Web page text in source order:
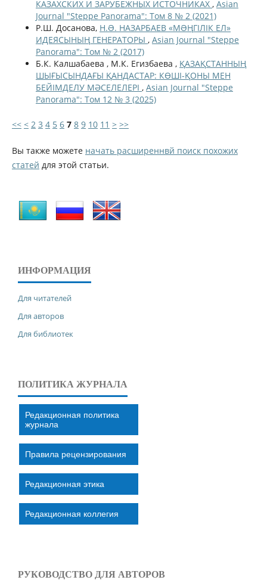
КАЗАХСКИХ И ЗАРУБЕЖНЫХ ИСТОЧНИКАХ , Asian
Journal "Steppe Panorama": Том 8 № 2 (2021)
Р.Ш. Досанова, Н.Ə. НАЗАРБАЕВ «МƏҢГІЛІК ЕЛ»
ИДЕЯСЫНЫҢ ГЕНЕРАТОРЫ , Asian Journal "Steppe
Panorama": Том № 2 (2017)
Б.К. Калшабаева , М.К. Егизбаева , ҚАЗАҚСТАННЫҢ
ШЫҒЫСЫНДАҒЫ ҚАНДАСТАР: КӨШІ-ҚОНЫ МЕН
БЕЙІМДЕЛУ МӘСЕЛЕЛЕРІ , Asian Journal "Steppe
Panorama": Том 12 № 3 (2025)
<< < 2 3 4 5 6 7 8 9 10 11 > >>
Вы также можете начать расширеннвй поиск похожих
статей для этой статьи.
ИНФОРМАЦИЯ
Для читателей
Для авторов
Для библиотек
ПОЛИТИКА ЖУРНАЛА
Редакционная политика
журнала
Правила рецензирования
Редакционная этика
Редакционная коллегия
РУКОВОДСТВО ДЛЯ АВТОРОВ